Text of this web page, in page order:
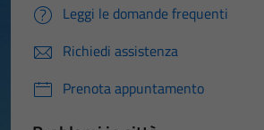
Leggi le domande frequenti
Richiedi assistenza
Prenota appuntamento